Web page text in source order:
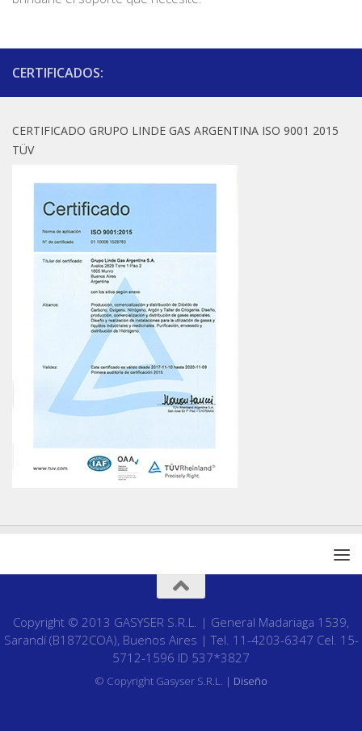
CERTIFICADOS:
CERTIFICADO GRUPO LINDE GAS ARGENTINA ISO 9001 2015
TÜV
Copyright © 2013 GASYSER S.R.L. | General Madariaga 1539,
Sarandí (B1872COA), Buenos Aires | Tel. 11-4203-6347 Cel. 15-
5712-1596 ID 537*3827
© Copyright Gasyser S.R.L. | Diseño